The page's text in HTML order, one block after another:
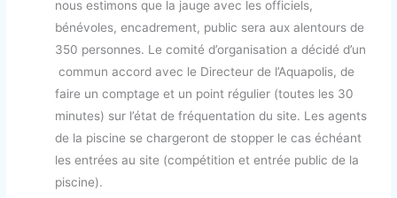
nous estimons que la jauge avec les officiels,
bénévoles, encadrement, public sera aux alentours de
350 personnes. Le comité d’organisation a décidé d’un
commun accord avec le Directeur de l’Aquapolis, de
faire un comptage et un point régulier (toutes les 30
minutes) sur l’état de fréquentation du site. Les agents
de la piscine se chargeront de stopper le cas échéant
les entrées au site (compétition et entrée public de la
piscine).